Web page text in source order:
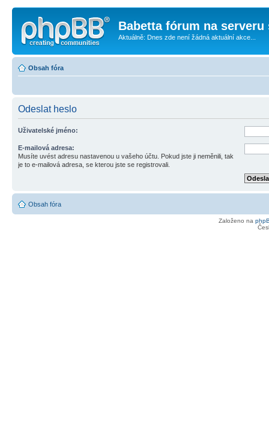
Babetta fórum na serveru
Aktuálně: Dnes zde není žádná aktuální akce...
Obsah fóra
Odeslat heslo
Uživatelské jméno:
E-mailová adresa:
Musíte uvést adresu nastavenou u vašeho účtu. Pokud jste ji neměnili, tak
je to e-mailová adresa, se kterou jste se registrovali.
Obsah fóra
Založeno na